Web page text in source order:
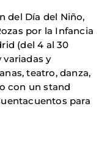
del Día del Niño,
por la Infancia
(del 4 al 30
y
teatro, danza,
con un stand
para